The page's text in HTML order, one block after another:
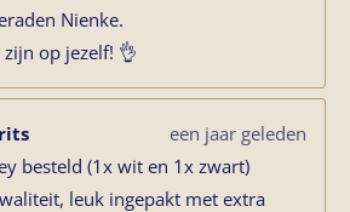
Nienke.
zijn op jezelf! 👌
een jaar geleden
besteld (1x wit en 1x zwart)
leuk ingepakt met extra